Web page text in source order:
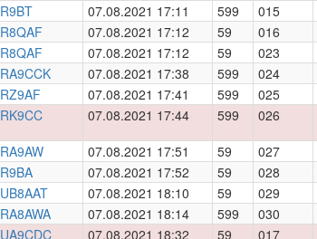
R9BT 07.08.2021 17:11 599 015
R8QAF 07.08.2021 17:12 59 016
R8QAF 07.08.2021 17:12 59 023
RA9CCK 07.08.2021 17:38 599 024
RZ9AF 07.08.2021 17:41 599 025
RK9CC 07.08.2021 17:44 599 026
RA9AW 07.08.2021 17:51 59 027
R9BA 07.08.2021 17:52 59 028
UB8AAT 07.08.2021 18:10 59 029
RA8AWA 07.08.2021 18:14 599 030
UA9CDC 07.08.2021 18:32 59 017